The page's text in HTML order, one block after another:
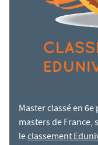
Master classé en
masters de France,
leclassement